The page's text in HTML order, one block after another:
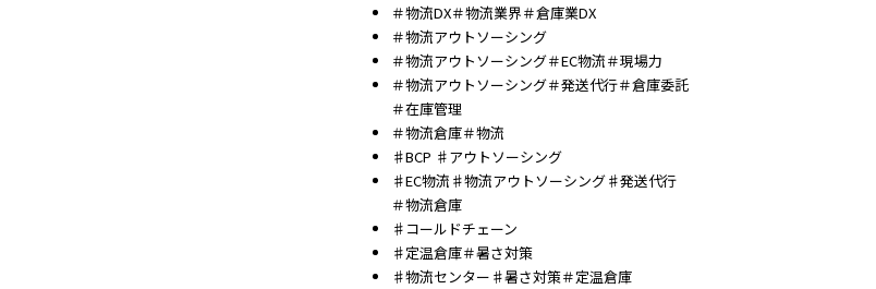
＃物流DX＃物流業界＃倉庫業DX
＃物流アウトソーシング
＃物流アウトソーシング＃EC物流＃現場力
＃物流アウトソーシング＃発送代行＃倉庫委託
＃在庫管理
＃物流倉庫＃物流
♯BCP ♯アウトソーシング
♯EC物流♯物流アウトソーシング♯発送代行
＃物流倉庫
♯コールドチェーン
♯定温倉庫＃暑さ対策
♯物流センター♯暑さ対策＃定温倉庫